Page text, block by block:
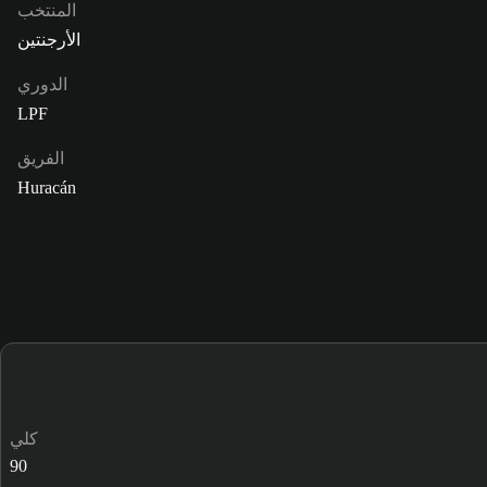
المنتخب
الأرجنتين
الدوري
LPF
الفريق
Huracán
كلي
90